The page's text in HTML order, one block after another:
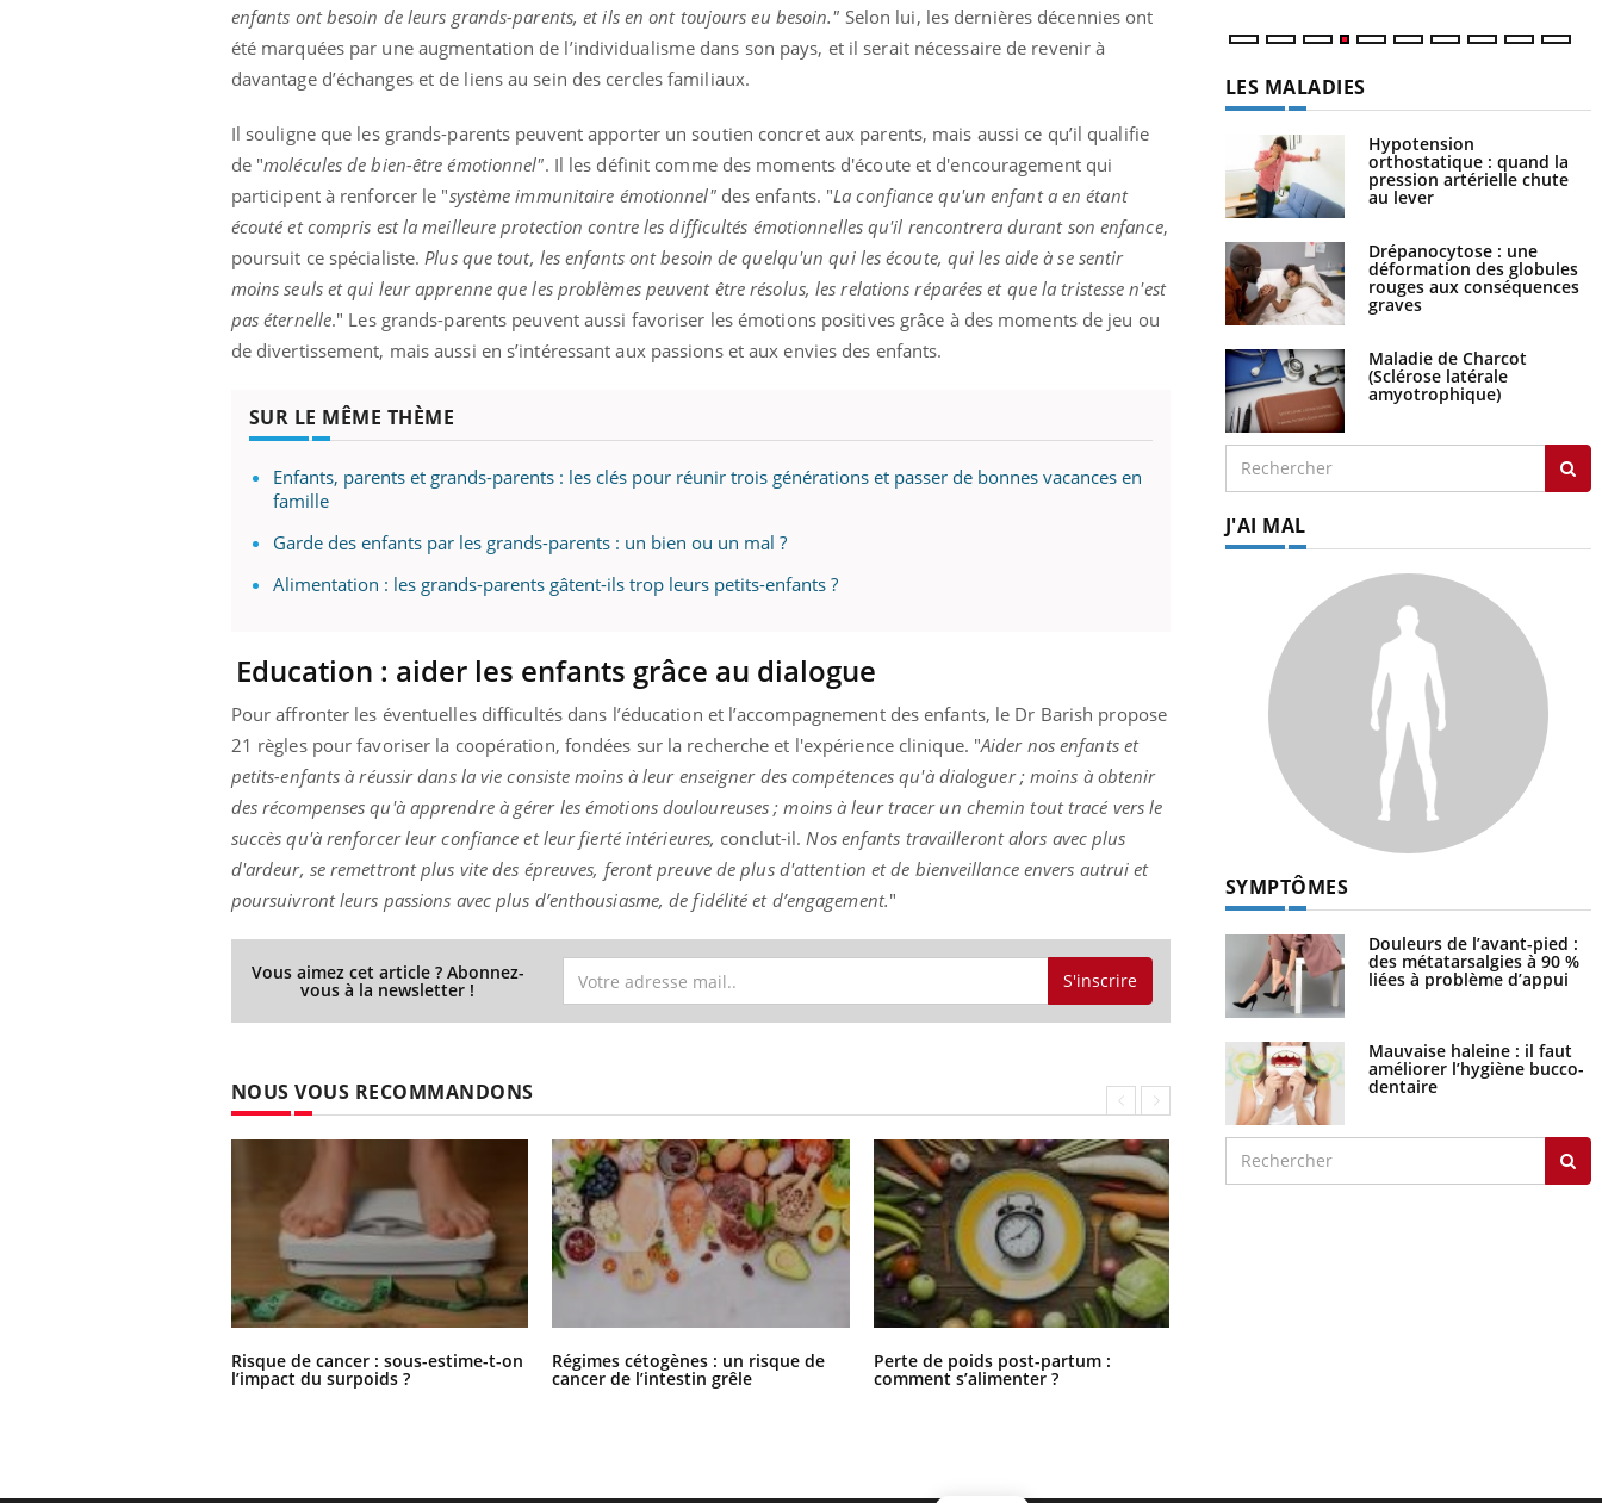
enfants ont besoin de leurs grands-parents, et ils en ont toujours eu besoin." Selon lui, les dernières décennies ont
été marquées par une augmentation de l’individualisme dans son pays, et il serait nécessaire de revenir à
davantage d’échanges et de liens au sein des cercles familiaux.
Il souligne que les grands-parents peuvent apporter un soutien concret aux parents, mais aussi ce qu’il qualifie
de "molécules de bien-être émotionnel". Il les définit comme des moments d'écoute et d'encouragement qui
participent à renforcer le "système immunitaire émotionnel"des enfants. "La confiance qu'un enfant a en étant
écouté et compris est la meilleure protection contre les difficultés émotionnelles qu'il rencontrera durant son enfance,
poursuit ce spécialiste.Plus que tout, les enfants ont besoin de quelqu'un qui les écoute, qui les aide à se sentir
moins seuls et qui leur apprenne que les problèmes peuvent être résolus, les relations réparées et que la tristesse n'est
pas éternelle." Les grands-parents peuvent aussi favoriser les émotions positives grâce à des moments de jeu ou
de divertissement, mais aussi en s’intéressant aux passions et aux envies des enfants.
SUR LE MÊME THÈME
Enfants, parents et grands-parents : les clés pour réunir trois générations et passer de bonnes vacances en
famille
Garde des enfants par les grands-parents : un bien ou un mal ?
Alimentation : les grands-parents gâtent-ils trop leurs petits-enfants ?
Education : aider les enfants grâce au dialogue
Pour affronter les éventuelles difficultés dans l’éducation et l’accompagnement des enfants, le Dr Barish propose
21 règles pour favoriser la coopération, fondées sur la recherche et l'expérience clinique. "Aider nos enfants et
petits-enfants à réussir dans la vie consiste moins à leur enseigner des compétences qu'à dialoguer ; moins à obtenir
des récompenses qu'à apprendre à gérer les émotions douloureuses ; moins à leur tracer un chemin tout tracé vers le
succès qu'à renforcer leur confiance et leur fierté intérieures, conclut-il.Nos enfants travailleront alors avec plus
d'ardeur, se remettront plus vite des épreuves, feront preuve de plus d'attention et de bienveillance envers autrui et
poursuivront leurs passions avec plus d’enthousiasme, de fidélité et d’engagement."
Vous aimez cet article ? Abonnez-
vous à la newsletter ! S'inscrire
NOUS VOUS RECOMMANDONS
Risque de cancer : sous-estime-t-on
l’impact du surpoids ?
Régimes cétogènes : un risque de
cancer de l’intestin grêle
Perte de poids post-partum :
comment s’alimenter ?
LES MALADIES
Hypotension
orthostatique : quand la
pression artérielle chute
au lever
Drépanocytose : une
déformation des globules
rouges aux conséquences
graves
Maladie de Charcot
(Sclérose latérale
amyotrophique)
J'AI MAL
SYMPTÔMES
Douleurs de l’avant-pied :
des métatarsalgies à 90 %
liées à problème d’appui
Mauvaise haleine : il faut
améliorer l’hygiène bucco-
dentaire